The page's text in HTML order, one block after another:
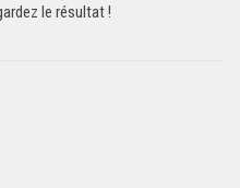
le résultat !